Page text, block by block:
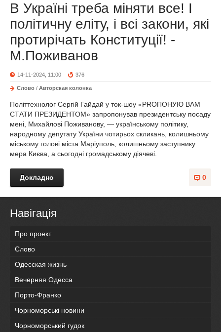
В Україні треба міняти все! І
політичну еліту, і всі закони, які
протирічать Конституції! -
М.Поживанов
14-11-2024, 11:00 376
Слово / Авторская колонка
Політтехнолог Сергій Гайдай у ток-шоу «PRОПОНУЮ ВАМ
СТАТИ ПРЕЗИДЕНТОМ» запропонував президентську посаду
мені, Михайлові Поживанову, — українському політику,
народному депутату України чотирьох скликань, колишньому
міському голові міста Маріуполь, колишньому заступнику
мера Києва, а сьогодні громадському діячеві.
0
Докладно
Навігація
Про проект
Слово
Одесская жизнь
Вечерняя Одесса
Порто-Франко
Чорноморські новини
Чорноморський гудок